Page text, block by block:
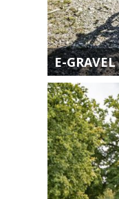
E-GRAVEL